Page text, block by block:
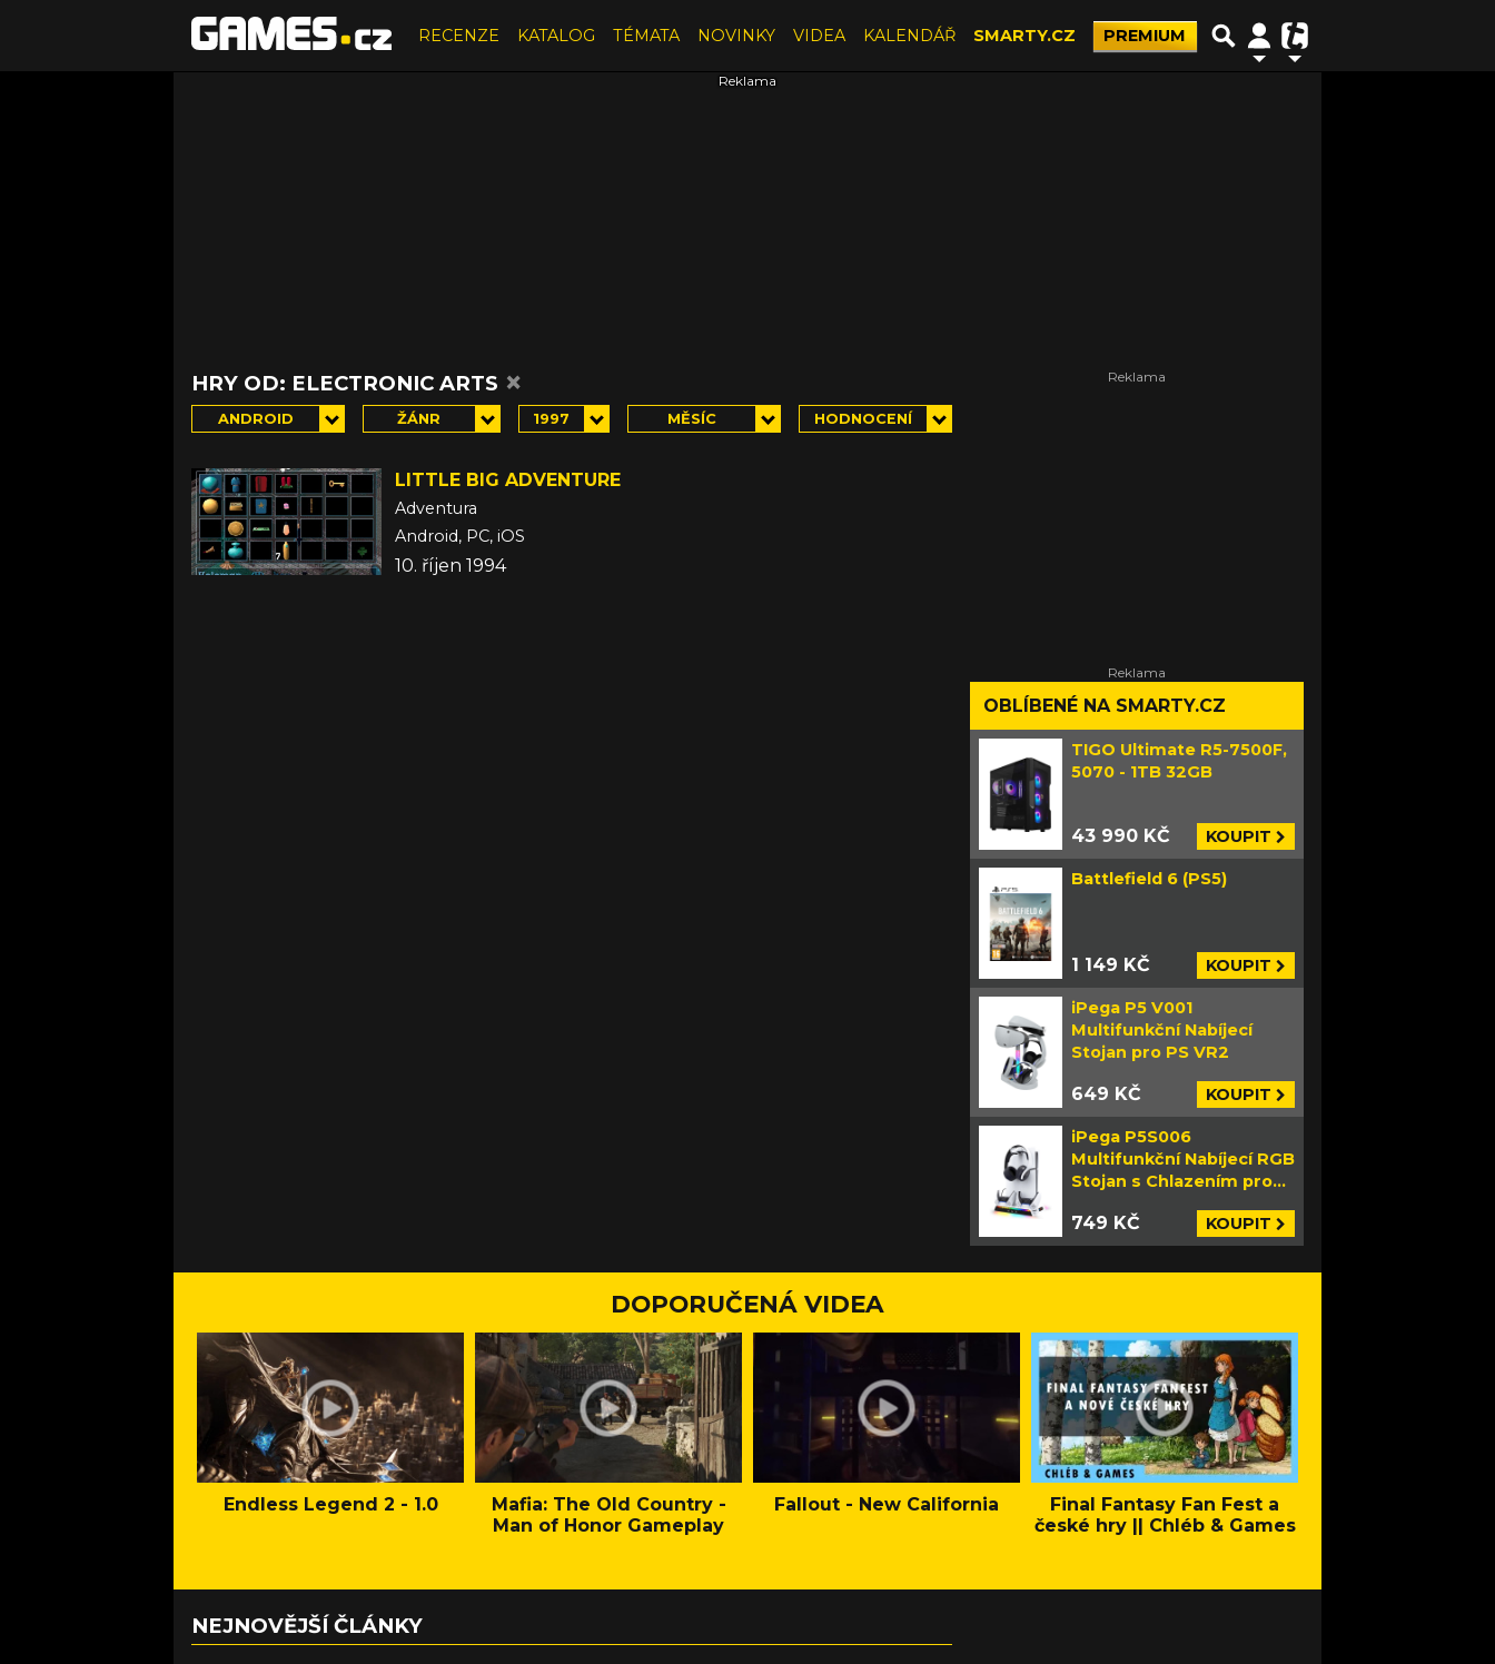
RECENZE KATALOG TÉMATA NOVINKY VIDEA KALENDÁŘ SMARTY.CZ PREMIUM
HRY OD: ELECTRONIC ARTS ×
ANDROID ŽÁNR 1997 MĚSÍC HODNOCENÍ
LITTLE BIG ADVENTURE
Adventura
Android, PC, iOS
10. říjen 1994
OBLÍBENÉ NA SMARTY.CZ
TIGO Ultimate R5-7500F,
5070 - 1TB 32GB
43 990 KČ KOUPIT
Battlefield 6 (PS5)
1 149 KČ KOUPIT
iPega P5 V001
Multifunkční Nabíjecí
Stojan pro PS VR2
649 KČ KOUPIT
iPega P5S006
Multifunkční Nabíjecí RGB
Stojan s Chlazením pro
749 KČ KOUPIT
DOPORUČENÁ VIDEA
Endless Legend 2 - 1.0
Mafia: The Old Country -
Man of Honor Gameplay
Fallout - New California
Final Fantasy Fan Fest a
české hry || Chléb & Games
NEJNOVĚJŠÍ ČLÁNKY